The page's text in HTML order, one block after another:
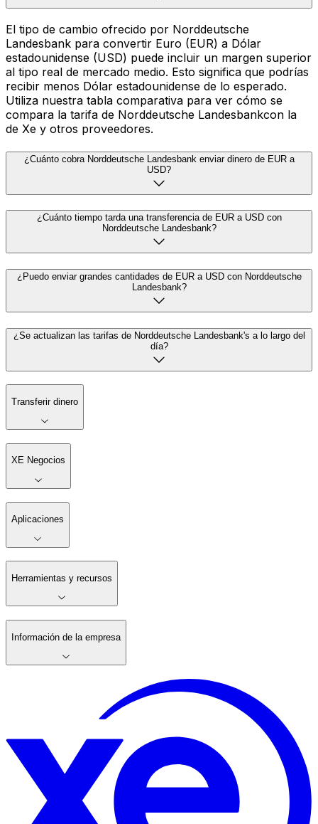
El tipo de cambio ofrecido por Norddeutsche
Landesbank para convertir Euro (EUR) a Dólar
estadounidense (USD) puede incluir un margen superior
al tipo real de mercado medio. Esto significa que podrías
recibir menos Dólar estadounidense de lo esperado.
Utiliza nuestra tabla comparativa para ver cómo se
compara la tarifa de Norddeutsche Landesbankcon la
de Xe y otros proveedores.
¿Cuánto cobra Norddeutsche Landesbank enviar dinero de EUR a
USD?
¿Cuánto tiempo tarda una transferencia de EUR a USD con
Norddeutsche Landesbank?
¿Puedo enviar grandes cantidades de EUR a USD con Norddeutsche
Landesbank?
¿Se actualizan las tarifas de Norddeutsche Landesbank's a lo largo del
día?
Transferir dinero
XE Negocios
Aplicaciones
Herramientas y recursos
Información de la empresa